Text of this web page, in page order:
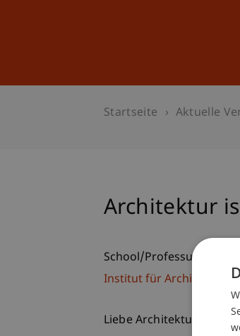
Startseite Aktuelle
Architektur
School/Professur:
Institut für Architektur
Liebe